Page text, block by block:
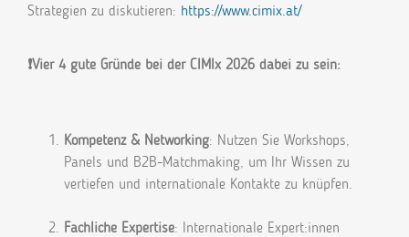
Strategien zu diskutieren: https://www.cimix.at/
❗Vier 4 gute Gründe bei der CIMIx 2026 dabei zu sein:
Kompetenz & Networking: Nutzen Sie Workshops,
Panels und B2B-Matchmaking, um Ihr Wissen zu
vertiefen und internationale Kontakte zu knüpfen.
Fachliche Expertise: Internationale Expert:innen